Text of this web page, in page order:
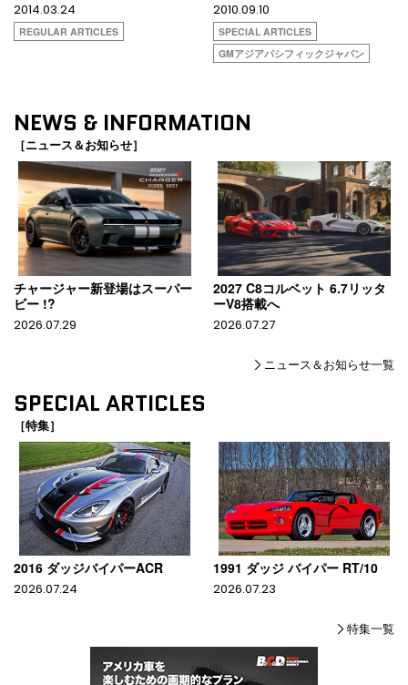
2014.03.24
REGULAR ARTICLES
2010.09.10
SPECIAL ARTICLES
GMアジアパシフィックジャパン
NEWS & INFORMATION
［ニュース＆お知らせ］
チャージャー新登場はスーパー
ビー !?
2026.07.29
2027 C8コルベット 6.7リッタ
ーV8搭載へ
2026.07.27
ニュース＆お知らせ一覧
SPECIAL ARTICLES
［特集］
2016 ダッジバイパーACR
2026.07.24
1991 ダッジ バイパー RT/10
2026.07.23
特集一覧